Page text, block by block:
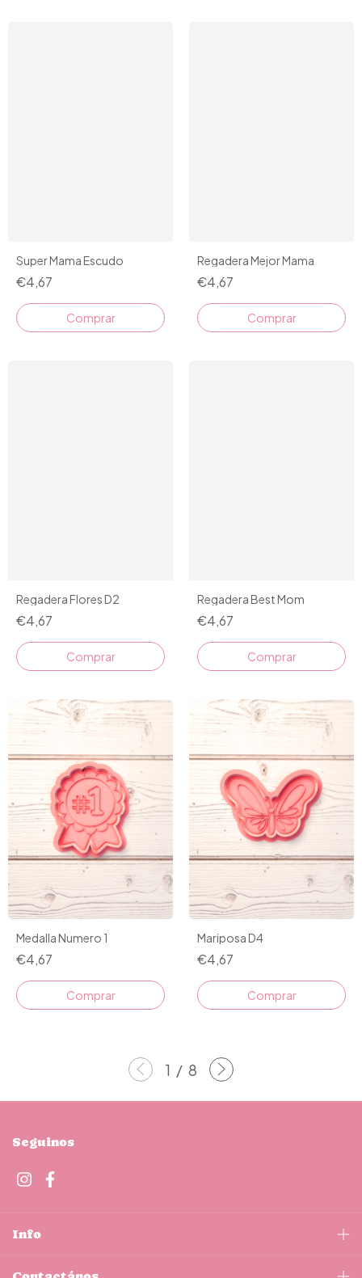
Super Mama Escudo
€4,67
Comprar
Regadera Mejor Mama
€4,67
Comprar
Regadera Flores D2
€4,67
Comprar
Regadera Best Mom
€4,67
Comprar
Medalla Numero 1
€4,67
Comprar
Mariposa D4
€4,67
Comprar
1 / 8
Seguinos
Info